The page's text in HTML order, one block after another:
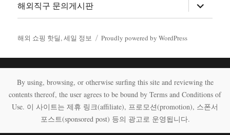
뉴
확
장
해외직구 문의게시판
하
위
메
해외 쇼핑 핫딜, 세일 정보 Proudly powered by WordPress